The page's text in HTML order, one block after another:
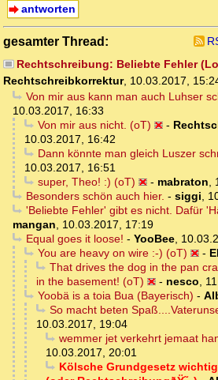
antworten
gesamter Thread:
Rechtschreibung: Beliebte Fehler
Rechtschreibkorrektur, 10.03.2017,
Von mir aus kann man auch Luhser
10.03.2017, 16:33
Von mir aus nicht. (oT)
-
10.03.2017, 16:42
Dann könnte man gleich Luszer
10.03.2017, 16:51
super, Theo! :) (oT)
- mabraton,
Besonders schön auch hier. - siggi,
'Beliebte Fehler' gibt es nicht. Dafür
mangan, 10.03.2017, 17:19
Equal goes it loose! - YooBee,
You are heavy on wire :-) (oT)
-
That drives the dog in the pan
in the basement! (oT)
- nesco,
Yoobä is a toia Bua (Bayerisch) -
So macht beten
10.03.2017, 19:04
wemmer jet verkehrt jemaat
10.03.2017, 20:01
Kölsche Grundgesetz